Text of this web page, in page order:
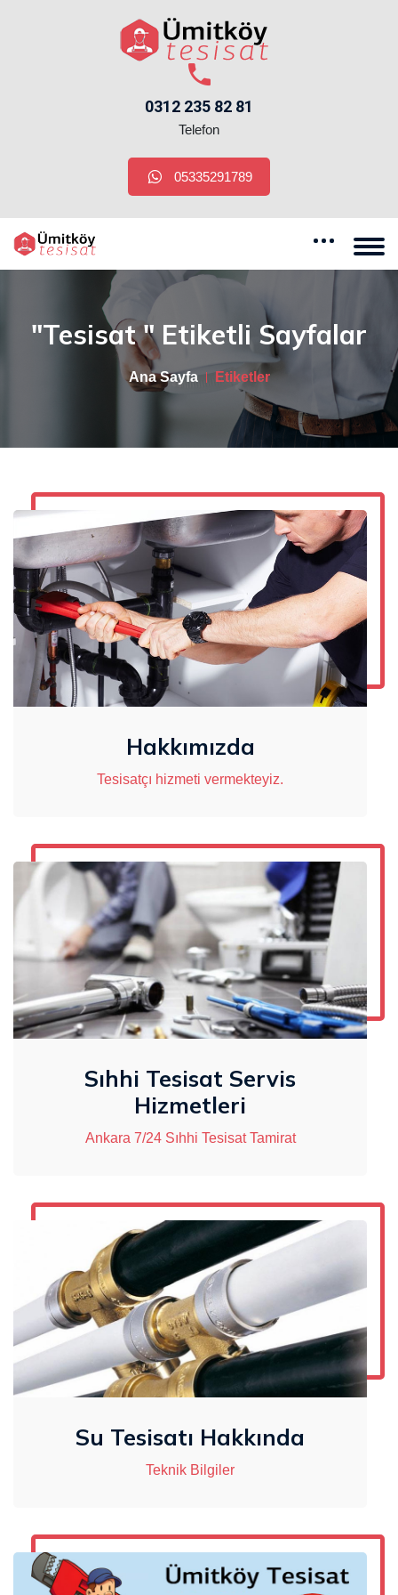
0312 235 82 81
Telefon
05335291789
"tesisat " Etiketli Sayfalar
Ana Sayfa Etiketler
Hakkımızda
Tesisatçı hizmeti vermekteyiz.
Sıhhi Tesisat Servis
Hizmetleri
Ankara 7/24 Sıhhi Tesisat Tamirat
Su Tesisatı Hakkında
Teknik Bilgiler